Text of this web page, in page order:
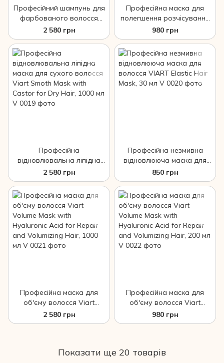
Професійний шампунь для
фарбованого волосся
Viart Strong Therapy
Keratin With Argan For
1000 мл
2 580 грн
Професійна маска для
полегшення розчісування
волосся Viart Mask with
Collagen for Deliciously
980 грн
Професійна
відновлювальна ліпідна
маска для сухого волосся
Viart Smoth Mask with
Castor for Dry Hair, 1000 мл
2 580 грн
Професійна незмивна
відновлююча маска для
волосся VIART Elastic Hair
Mask, 30 мл
850 грн
Професійна маска для
об'єму волосся Viart
Volume Mask with
Hyaluronic Acid for Repair
2 580 грн
Професійна маска для
об'єму волосся Viart
Volume Mask with
Hyaluronic Acid for Repair
980 грн
Показати ще 20 товарів